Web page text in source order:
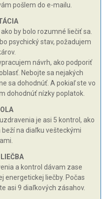
pošlem do e-mailu.
by bolo rozumné liečiť sa.
psychický stav, požadujem
návrh, ako podporiť
Nebojte sa nejakých
sa dohodnúť. A pokiaľ ste vo
dohodnúť nízky poplatok.
je asi 5 kontrol, ako
na diaľku vešteckými
a kontrol dávam zase
energetickej liečby. Počas
asi 9 diaľkových zásahov.